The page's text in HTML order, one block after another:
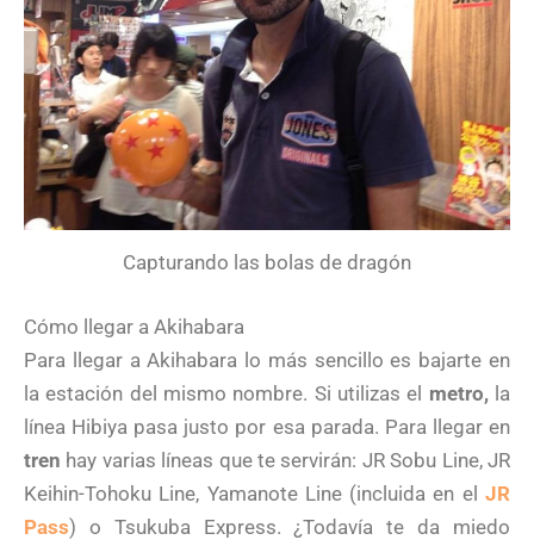
Capturando las bolas de dragón
Cómo llegar a Akihabara
Para llegar a Akihabara lo más sencillo es bajarte en
la estación del mismo nombre. Si utilizas el metro,la
línea Hibiya pasa justo por esa parada. Para llegar en
tren hay varias líneas que te servirán: JR Sobu Line, JR
Keihin-Tohoku Line, Yamanote Line (incluida en el JR
Pass) o Tsukuba Express. ¿Todavía te da miedo